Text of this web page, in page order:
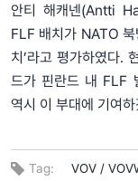
안티 해캐넨(Antti
FLF 배치가 NATO 북
치’라고 평가하였다.
드가 핀란드 내 FLF
역시 이 부대에 기여
Tag: VOV /